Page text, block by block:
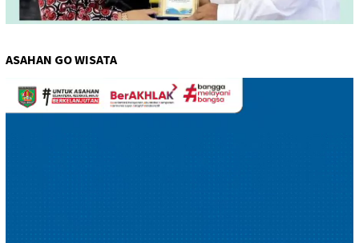
ASAHAN GO WISATA
Pemutar
Video